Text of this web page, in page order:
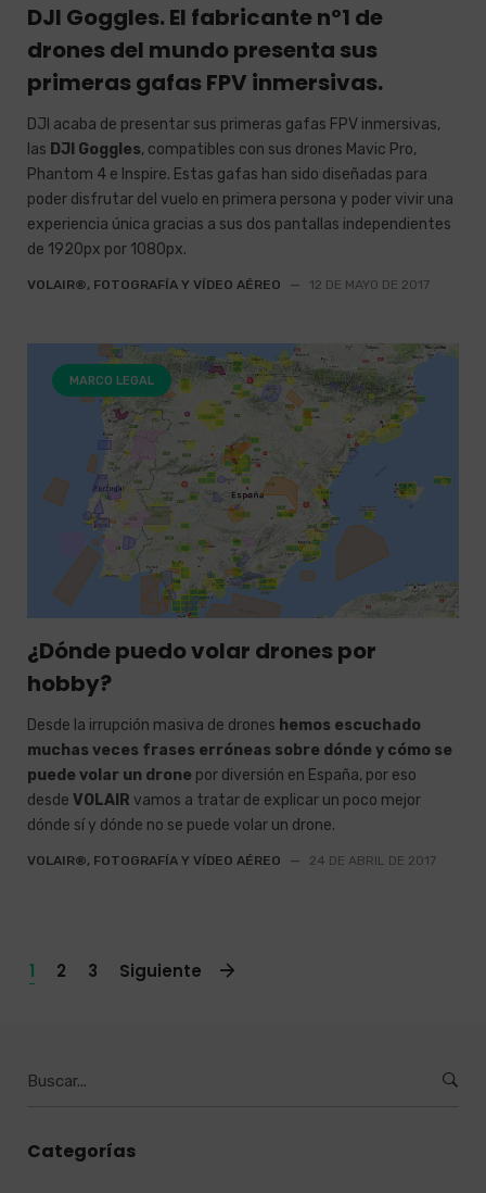
DJI Goggles. El fabricante nº1 de
drones del mundo presenta sus
primeras gafas FPV inmersivas.
DJI acaba de presentar sus primeras gafas FPV inmersivas,
las DJI Goggles, compatibles con sus drones Mavic Pro,
Phantom 4 e Inspire. Estas gafas han sido diseñadas para
poder disfrutar del vuelo en primera persona y poder vivir una
experiencia única gracias a sus dos pantallas independientes
de 1920px por 1080px.
VOLAIR®, FOTOGRAFÍA Y VÍDEO AÉREO — 12 DE MAYO DE 2017
MARCO LEGAL
¿Dónde puedo volar drones por
hobby?
Desde la irrupción masiva de drones hemos escuchado
muchas veces frases erróneas sobre dónde y cómo se
puede volar un drone por diversión en España, por eso
desde VOLAIR vamos a tratar de explicar un poco mejor
dónde sí y dónde no se puede volar un drone.
VOLAIR®, FOTOGRAFÍA Y VÍDEO AÉREO — 24 DE ABRIL DE 2017
1 2 3 Siguiente
Categorías